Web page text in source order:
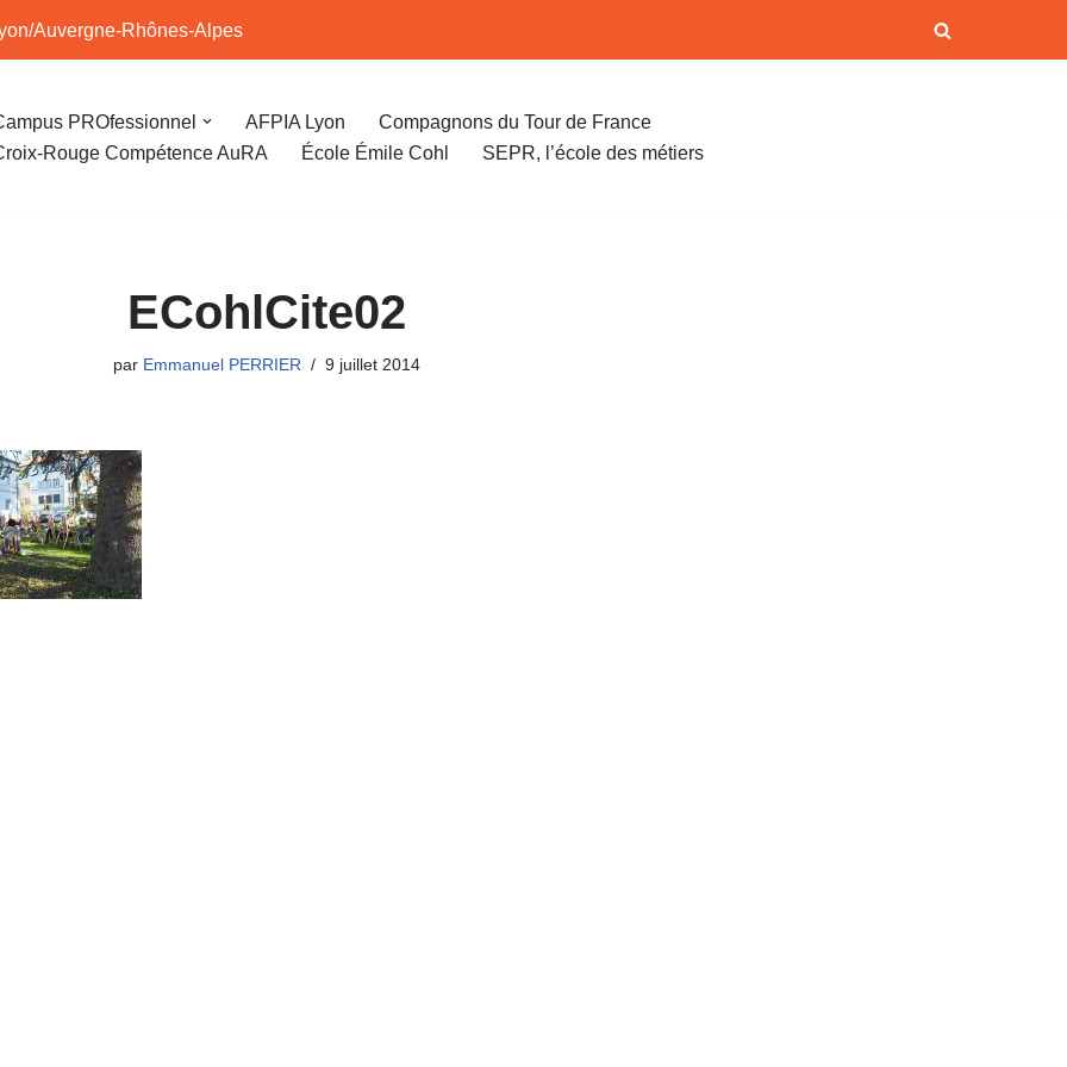
Auvergne-Rhônes-Alpes
PROfessionnel AFPIA Lyon
Compagnons du Tour de France
Rouge Compétence AuRA
École Émile Cohl SEPR, l’école des métiers
ECohlCite02
par Emmanuel PERRIER 9 juillet 2014